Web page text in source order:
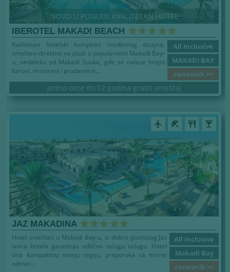
NOVO U PONUDI, KVALITETAN HOTEL
IBEROTEL MAKADI BEACH
All Inclusive
MAKADI BAY
cenovnik >>
Kvalitetan hotelski kompleks modernog dizajna,
smešten direktno na plaži u popularnom Makadi Bay-
u, nedaleko od Makadi Souka, gde se nalaze brojni
barovi, restorani i prodavnice...
Jedno dete do 12 godina gratis smeštaj
airplanemode_active beach_access restaurant local_bar
JAZ MAKADINA
All Inclusive
Makadi Bay
cenovnik >>
Hotel smešten u Makadi Bay-u, iz dobro poznatog Jaz
lanca hotela garantuju odličnu uslugu uslugu. Hotel
ima kompaktnu manju regiju, preporuka za mirniji
odmor...